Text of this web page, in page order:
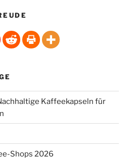
Kaffeekapseln für
Shops 2026